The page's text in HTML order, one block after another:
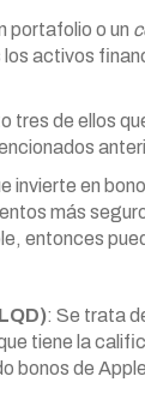
portafolio o un
activos
tres de ellos
invierte en
más
entonces
: Se trata
tiene la
bonos de